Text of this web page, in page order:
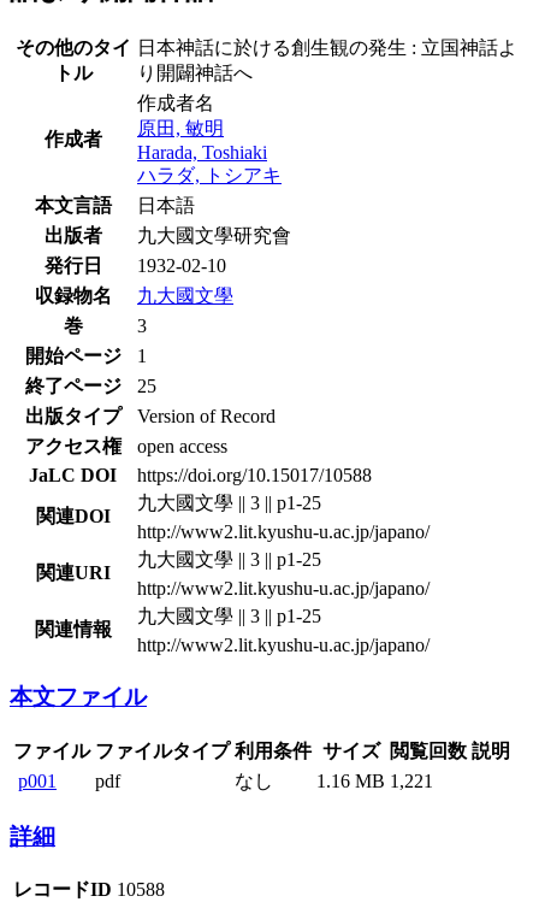
その他のタイ
トル
日本神話に於ける創生観の発生 : 立国神話よ
り開闢神話へ
作成者
作成者名
原田, 敏明
Harada, Toshiaki
ハラダ, トシアキ
本文言語
日本語
出版者
九大國文學研究會
発行日
1932-02-10
収録物名
九大國文學
巻
3
開始ページ
1
終了ページ
25
出版タイプ
Version of Record
アクセス権
open access
JaLC DOI
https://doi.org/10.15017/10588
関連DOI
九大國文學 || 3 || p1-25
http://www2.lit.kyushu-u.ac.jp/japano/
関連URI
九大國文學 || 3 || p1-25
http://www2.lit.kyushu-u.ac.jp/japano/
関連情報
九大國文學 || 3 || p1-25
http://www2.lit.kyushu-u.ac.jp/japano/
本文ファイル
ファイル ファイルタイプ 利用条件 サイズ 閲覧回数 説明
p001
pdf なし 1.16 MB 1,221
詳細
レコードID 10588